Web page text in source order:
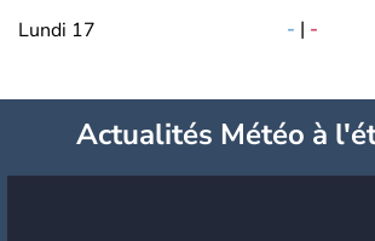
Lundi 17 - | -
Actualités Météo à